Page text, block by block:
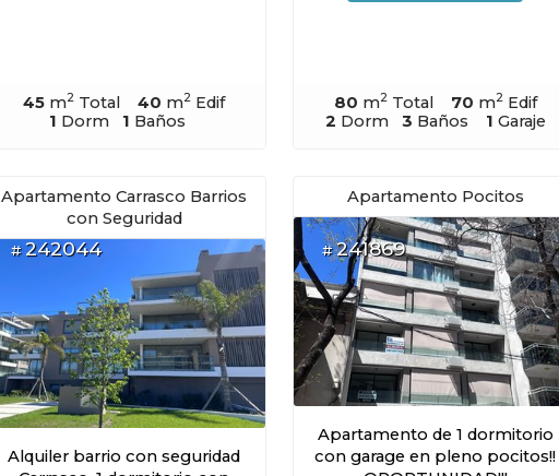
45 m2 Total 40 m2 Edif
1 Dorm 1 Baños
80 m2Total 70 m2Edif
2 Dorm 3 Baños 1 Garaje
Apartamento Carrasco Barrios
con Seguridad
#242044
Alquiler barrio con seguridad
Apartamento Pocitos
#241869
Apartamento de 1 dormitorio
con garage en pleno pocitos!!